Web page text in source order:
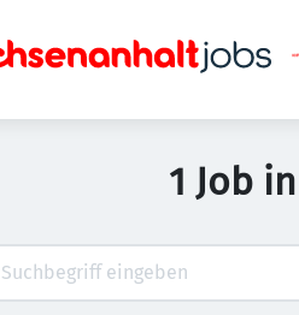
1 Job